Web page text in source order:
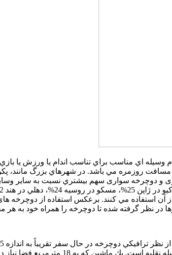
اي مناسب براي تناسب اندام يا ورزش يا بازي
و دوچرخه سواری سهم بيشتري نسبت به ساير
آن استفاده مي كنند. برعكس استفاده از دوچرخه
نظر گرفته شده تا دوچرخه را همراه خود به هر